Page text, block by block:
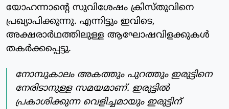
യോഹന്നാന്റെ സുവിശേഷം ക്രിസ്തുവിനെ
പ്രഖ്യാപിക്കുന്നു. എന്നിട്ടും ഇവിടെ,
അക്ഷരാര്‍ഥത്തിലുള്ള ആഘോഷവിളക്കുകള്‍
തകര്‍ക്കപ്പെട്ടു.
നോമ്പുകാലം അകത്തും പുറത്തും ഇരുട്ടിനെ
നേരിടാനുള്ള സമയമാണ്. ഇരുട്ടില്‍
പ്രകാശിക്കുന്ന വെളിച്ചമായും ഇരുട്ടിന്